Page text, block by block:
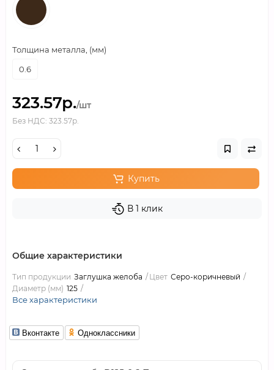
Толщина металла, (мм)
0.6
323.57р./шт
Без НДС: 323.57р.
Купить
В 1 клик
Общие характеристики
Тип продукции Заглушка желоба Цвет Серо-коричневый
Диаметр (мм) 125
Все характеристики
Вконтакте Одноклассники